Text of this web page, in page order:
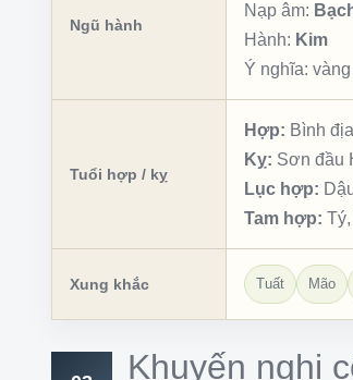
Ngũ hành
Nạp âm:
Hành: Kim
Ý nghĩa:
Tuổi hợp / kỵ
Hợp: Bình
Kỵ: Sơn đầu
Lục hợp:
Tam hợp:
Xung khắc Tuất Mão
Khuyến nghị